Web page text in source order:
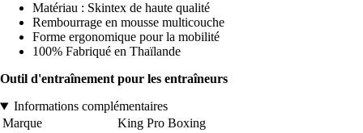
Matériau : Skintex de haute qualité
Rembourrage en mousse multicouche
Forme ergonomique pour la mobilité
100% Fabriqué en Thaïlande
Outil d'entraînement pour les entraîneurs
Informations complémentaires
Marque
King Pro Boxing